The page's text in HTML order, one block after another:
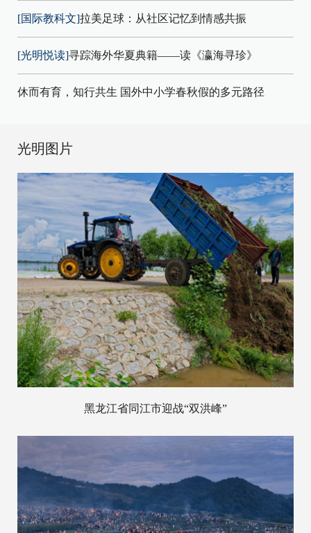
[国际教科文]拉美足球：从社区记忆到情感共振
[光明悦读]寻踪海外华夏典籍——读《瀛海寻珍》
休而有育，知行共生 国外中小学春秋假的多元路径
光明图片
黑龙江省同江市迎战“双洪峰”